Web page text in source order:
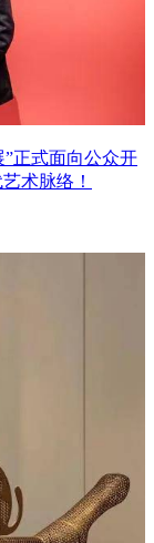
”正式面向公众开
术脉络！